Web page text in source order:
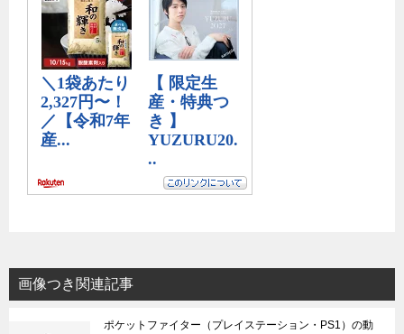
画像つき関連記事
ポケットファイター（プレイステーション・PS1）の動